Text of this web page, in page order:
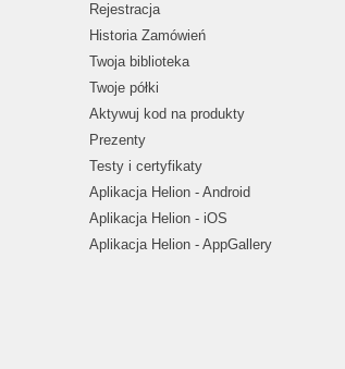
Rejestracja
Historia Zamówień
Twoja biblioteka
Twoje półki
Aktywuj kod na produkty
Prezenty
Testy i certyfikaty
Aplikacja Helion - Android
Aplikacja Helion - iOS
Aplikacja Helion - AppGallery